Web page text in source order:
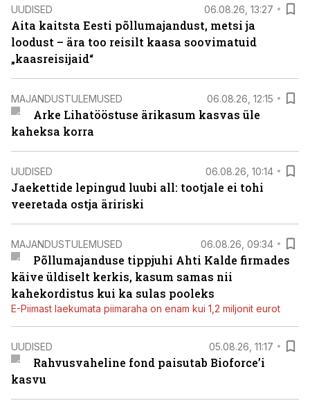
UUDISED 06.08.26, 13:27
Aita kaitsta Eesti põllumajandust, metsi ja
loodust – ära too reisilt kaasa soovimatuid
„kaasreisijaid“
MAJANDUSTULEMUSED 06.08.26, 12:15
Arke Lihatööstuse ärikasum kasvas üle
kaheksa korra
UUDISED 06.08.26, 10:14
Jaekettide lepingud luubi all: tootjale ei tohi
veeretada ostja äririski
MAJANDUSTULEMUSED 06.08.26, 09:34
Põllumajanduse tippjuhi Ahti Kalde firmades
käive üldiselt kerkis, kasum samas nii
kahekordistus kui ka sulas pooleks
E-Piimast laekumata piimaraha on enam kui 1,2 miljonit eurot
UUDISED 05.08.26, 11:17
Rahvusvaheline fond paisutab Bioforce’i
kasvu